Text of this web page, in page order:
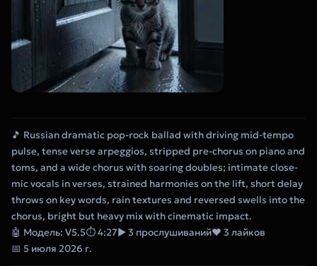
🎵 Russian dramatic pop-rock ballad with driving mid-tempo
pulse, tense verse arpeggios, stripped pre-chorus on piano and
toms, and a wide chorus with soaring doubles; intimate close-
mic vocals in verses, strained harmonies on the lift, short delay
throws on key words, rain textures and reversed swells into the
chorus, bright but heavy mix with cinematic impact.
🤖 Модель: V5.5⏱ 4:27▶ 3 прослушиваний❤ 3 лайков
📅 5 июля 2026 г.